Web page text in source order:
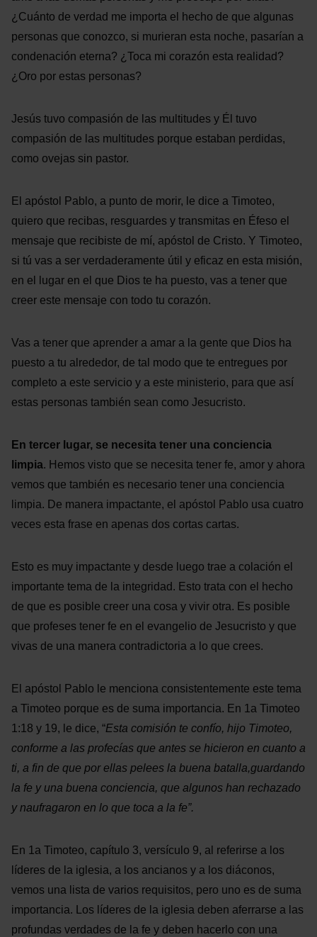
¿Cuánto de verdad me importa el hecho de que algunas
personas que conozco, si murieran esta noche, pasarían a
condenación eterna? ¿Toca mi corazón esta realidad?
¿Oro por estas personas?
Jesús tuvo compasión de las multitudes y Él tuvo
compasión de las multitudes porque estaban perdidas,
como ovejas sin pastor.
El apóstol Pablo, a punto de morir, le dice a Timoteo,
quiero que recibas, resguardes y transmitas en Éfeso el
mensaje que recibiste de mí, apóstol de Cristo. Y Timoteo,
si tú vas a ser verdaderamente útil y eficaz en esta misión,
en el lugar en el que Dios te ha puesto, vas a tener que
creer este mensaje con todo tu corazón.
Vas a tener que aprender a amar a la gente que Dios ha
puesto a tu alrededor, de tal modo que te entregues por
completo a este servicio y a este ministerio, para que así
estas personas también sean como Jesucristo.
En tercer lugar, se necesita tener una conciencia
limpia. Hemos visto que se necesita tener fe, amor y ahora
vemos que también es necesario tener una conciencia
limpia. De manera impactante, el apóstol Pablo usa cuatro
veces esta frase en apenas dos cortas cartas.
Esto es muy impactante y desde luego trae a colación el
importante tema de la integridad. Esto trata con el hecho
de que es posible creer una cosa y vivir otra. Es posible
que profeses tener fe en el evangelio de Jesucristo y que
vivas de una manera contradictoria a lo que crees.
El apóstol Pablo le menciona consistentemente este tema
a Timoteo porque es de suma importancia. En 1a Timoteo
1:18 y 19, le dice, “Esta comisión te confío, hijo Timoteo,
conforme a las profecías que antes se hicieron en cuanto a
ti, a fin de que por ellas pelees la buena batalla,guardando
la fe y una buena conciencia, que algunos han rechazado
y naufragaron en lo que toca a la fe”.
En 1a Timoteo, capítulo 3, versículo 9, al referirse a los
líderes de la iglesia, a los ancianos y a los diáconos,
vemos una lista de varios requisitos, pero uno es de suma
importancia. Los líderes de la iglesia deben aferrarse a las
profundas verdades de la fe y deben hacerlo con una